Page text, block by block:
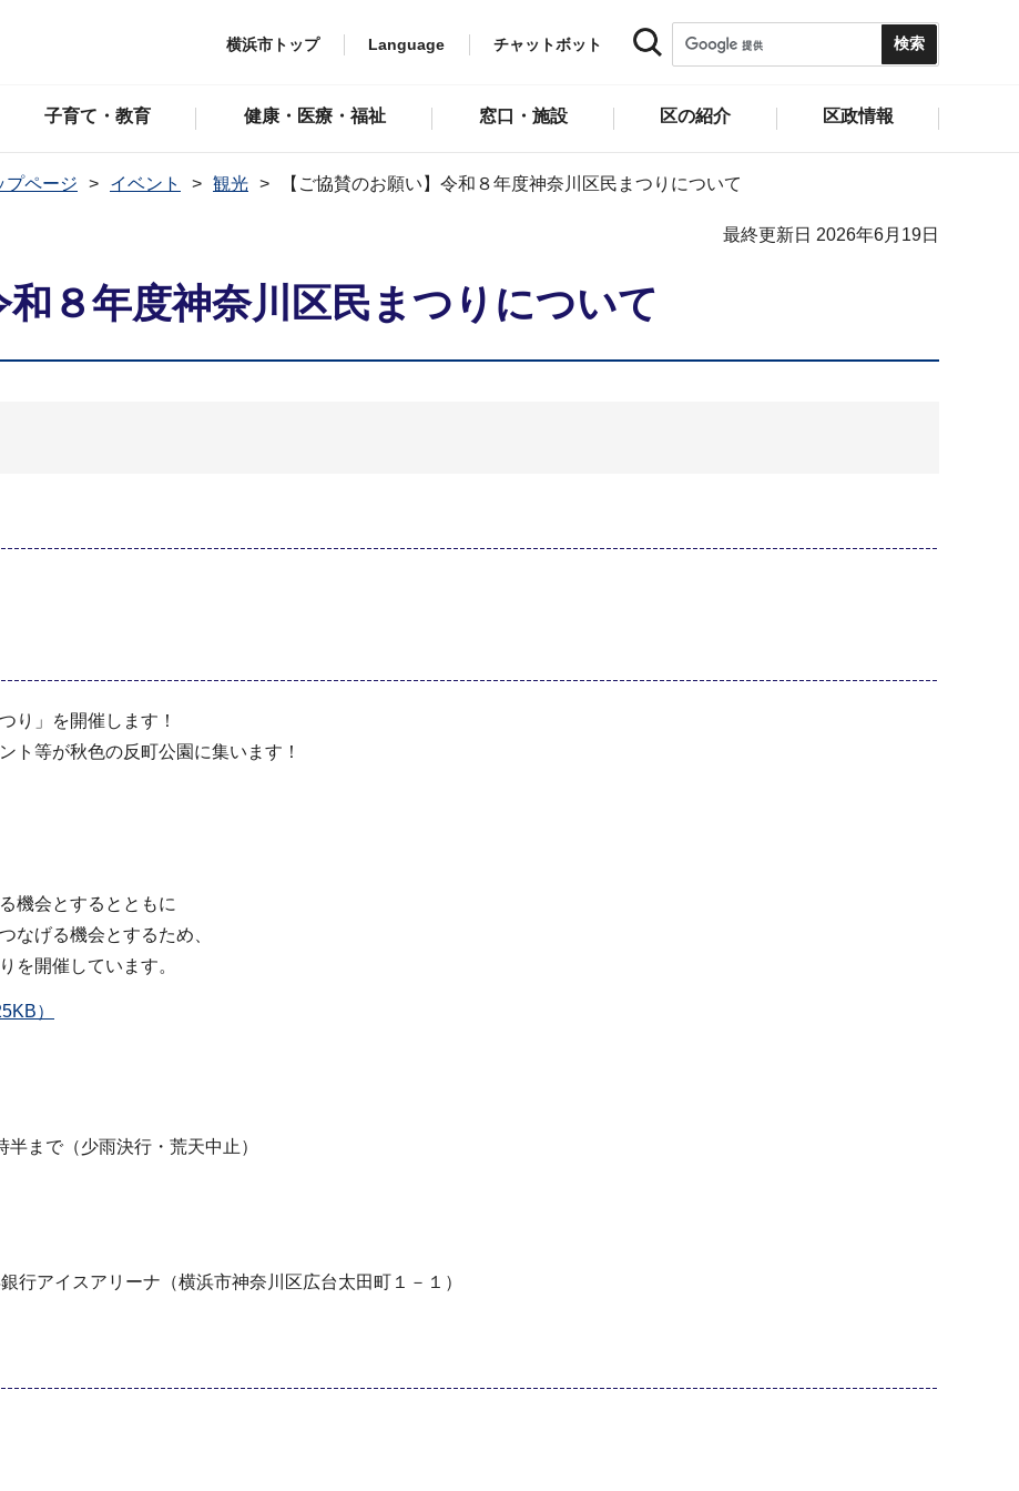
横浜市トップ Language チャットボット
子育て・教育 健康・医療・福祉 窓口・施設 区の紹介 区政情報
プページ イベント 観光 【ご協賛のお願い】令和８年度神奈川区民まつりについて
最終更新日 2026年6月19日
和８年度神奈川区民まつりについて
り」を開催します！
ト等が秋色の反町公園に集います！
機会とするとともに
なげる機会とするため、
を開催しています。
）
まで（少雨決行・荒天中止）
行アイスアリーナ（横浜市神奈川区広台太田町１－１）